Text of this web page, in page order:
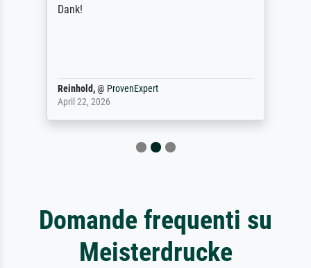
Dank!
Reinhold,@ ProvenExpert
April 22, 2026
Domande frequenti su
Meisterdrucke